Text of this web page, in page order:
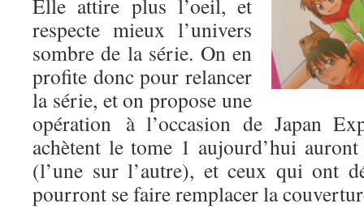
Elle attire plus l’oeil, et
respecte mieux l’univers
sombre de la série. On en
profite donc pour relancer
la série, et on propose une
opération à l’occasion de Japan
achètent le tome 1 aujourd’hui
(l’une sur l’autre), et ceux qui ont
pourront se faire remplacer la